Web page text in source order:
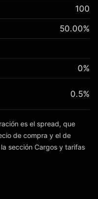
-0.061644
%
(-$1.23)
apalancamiento
~ $
$1,000.00
la
0.013699
apalancamiento
~ $
100
50.00%
0%
Cargos
0.5%
es el spread, que
de compra y el de
sección Cargos y tarifas